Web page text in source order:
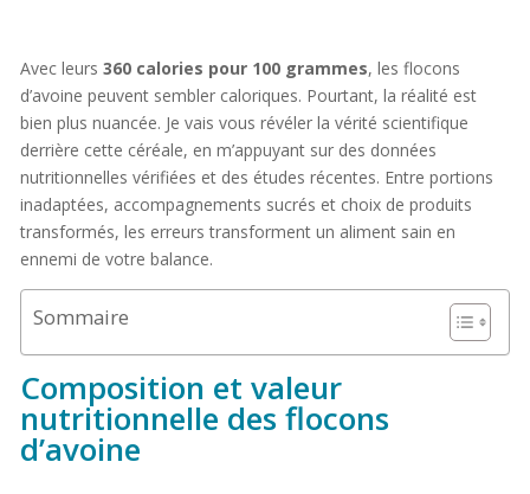
Avec leurs 360 calories pour 100 grammes, les flocons
d’avoine peuvent sembler caloriques. Pourtant, la réalité est
bien plus nuancée. Je vais vous révéler la vérité scientifique
derrière cette céréale, en m’appuyant sur des données
nutritionnelles vérifiées et des études récentes. Entre portions
inadaptées, accompagnements sucrés et choix de produits
transformés, les erreurs transforment un aliment sain en
ennemi de votre balance.
Sommaire
Composition et valeur
nutritionnelle des flocons
d’avoine